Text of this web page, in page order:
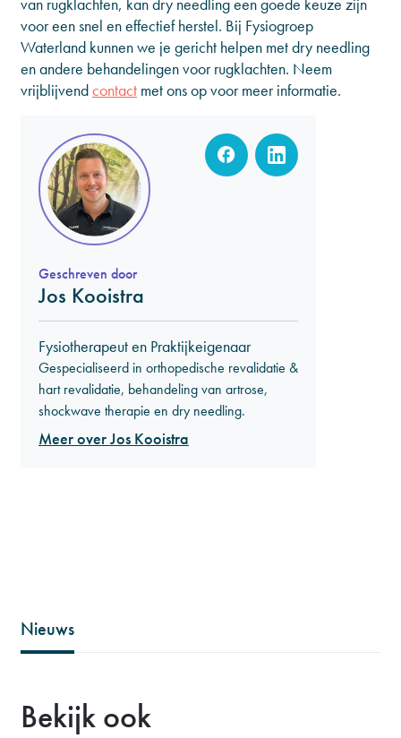
voor een snel en effectief herstel. Bij Fysiogroep
Waterland kunnen we je gericht helpen met dry needling
en andere behandelingen voor rugklachten. Neem
vrijblijvendcontact met ons op voor meer informatie.
Geschreven door
Jos Kooistra
Fysiotherapeut en Praktijkeigenaar
Gespecialiseerd in orthopedische revalidatie &
hart revalidatie, behandeling van artrose,
shockwave therapie en dry needling.
Meer over Jos Kooistra
Nieuws
Bekijk ook